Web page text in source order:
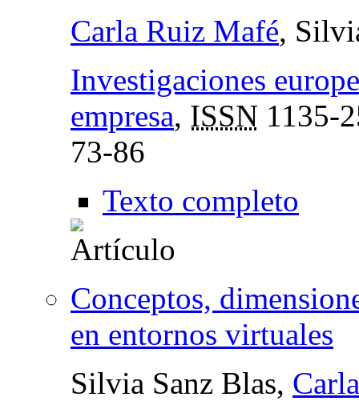
Carla Ruiz Mafé,
Investigaciones
empresa, ISSN 1135-
73-86
Texto completo
Conceptos,
en entornos virtuales
Silvia Sanz Blas,